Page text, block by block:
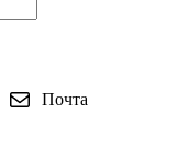
Почта